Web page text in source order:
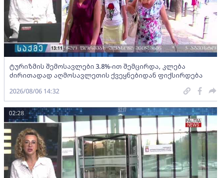
ტურიზმის შემოსავლები 3.8%-ით შემცირდა, კლება
ძირითადად აღმოსავლეთის ქვეყნებიდან ფიქსირდება
2026/08/06 14:32
02:28